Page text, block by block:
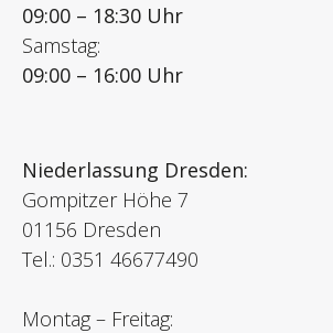
09:00 – 18:30 Uhr
Samstag:
09:00 – 16:00 Uhr
Niederlassung Dresden:
Gompitzer Höhe 7
01156 Dresden
Tel.: 0351 46677490
Montag – Freitag: